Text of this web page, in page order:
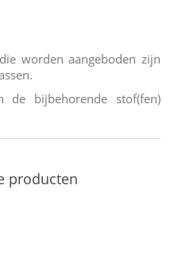
worden aangeboden zijn
de bijbehorende stof(fen)
producten